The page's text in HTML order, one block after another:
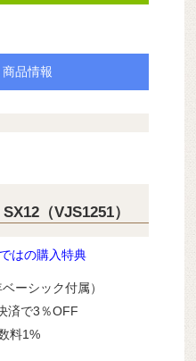
商品情報
（VJS1251）
はの購入特典
ーシック付属）
済で3％OFF
料1%